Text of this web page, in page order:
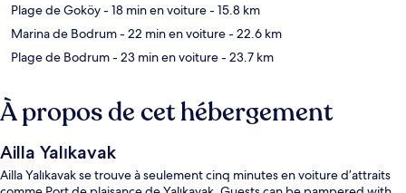
Plage de Goköy- 18 min en voiture- 15.8 km
Marina de Bodrum- 22 min en voiture- 22.6 km
Plage de Bodrum- 23 min en voiture- 23.7 km
À propos de cet hébergement
Ailla Yalıkavak
Ailla Yalıkavak se trouve à seulement cinq minutes en voiture d’attraits